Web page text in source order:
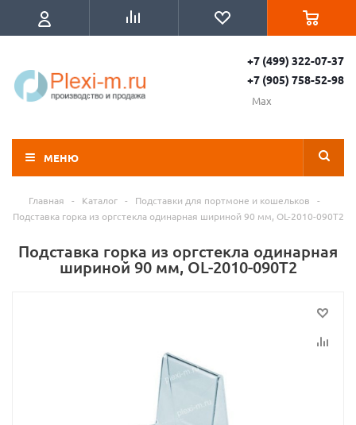
+7 (499) 322-07-37
+7 (905) 758-52-98
Max
МЕНЮ
Главная - Каталог - Подставки для портмоне и кошельков
-
Подставка горка из оргстекла одинарная шириной 90 мм, OL-2010-090T2
Подставка горка из оргстекла одинарная
шириной 90 мм, OL-2010-090T2